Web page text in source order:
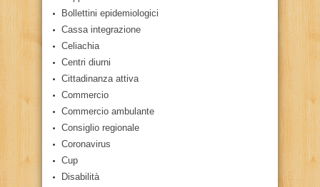
Bollettini epidemiologici
Cassa integrazione
Celiachia
Centri diurni
Cittadinanza attiva
Commercio
Commercio ambulante
Consiglio regionale
Coronavirus
Cup
Disabilità